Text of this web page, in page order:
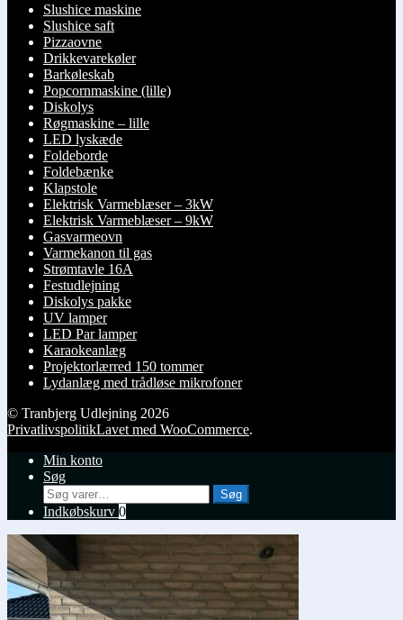
Slushice maskine
Slushice saft
Pizzaovne
Drikkevarekøler
Barkøleskab
Popcornmaskine (lille)
Diskolys
Røgmaskine – lille
LED lyskæde
Foldeborde
Foldebænke
Klapstole
Elektrisk Varmeblæser – 3kW
Elektrisk Varmeblæser – 9kW
Gasvarmeovn
Varmekanon til gas
Strømtavle 16A
Festudlejning
Diskolys pakke
UV lamper
LED Par lamper
Karaokeanlæg
Projektorlærred 150 tommer
Lydanlæg med trådløse mikrofoner
© Tranbjerg Udlejning 2026
PrivatlivspolitikLavet med WooCommerce.
Min konto
Søg
Søg
efter:
Søg
Indkøbskurv 0